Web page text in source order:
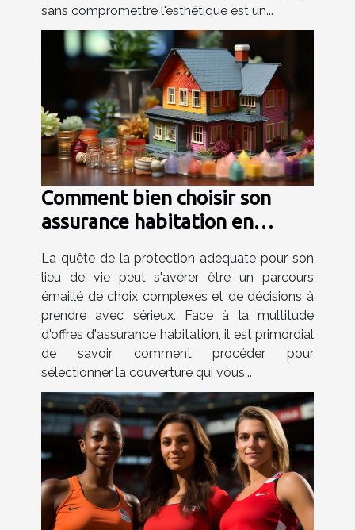
sans compromettre l'esthétique est un...
Comment bien choisir son
assurance habitation en
La quête de la protection adéquate pour son
lieu de vie peut s'avérer être un parcours
émaillé de choix complexes et de décisions à
prendre avec sérieux. Face à la multitude
d'offres d'assurance habitation, il est primordial
de savoir comment procéder pour
sélectionner la couverture qui vous...